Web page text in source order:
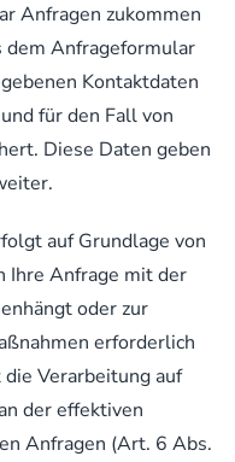
Anfragen zukommen
dem Anfrageformular
Kontaktdaten
für den Fall von
Diese Daten geben
auf Grundlage von
Ihre Anfrage mit der
oder zur
erforderlich
Verarbeitung auf
der effektiven
Anfragen (Art. 6 Abs.